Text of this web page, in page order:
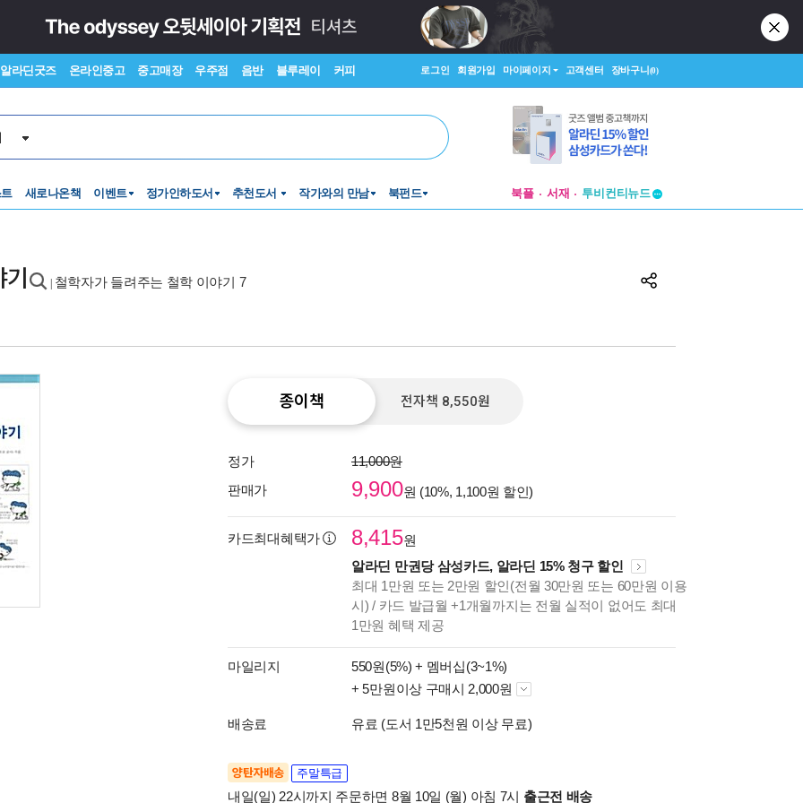
알라딘굿즈 온라인중고 중고매장 우주점 음반 블루레이 커피 로그인 회원가입 마이페이지 고객센터 장바구니(0)
새로나온책 이벤트 정가인하도서 추천도서 작가와의 만남 북펀드 북플 서재
투비컨티뉴드
창작플랫폼
철학자가 들려주는 철학 이야기 7
종이책 전자책 8,550원
정가
11,000원
판매가
9,900원 (10%, 1,100원 할인)
카드최대혜택가 8,415원
알라딘 만권당 삼성카드, 알라딘 15% 청구 할인
최대 1만원 또는 2만원 할인(전월 30만원 또는 60만원 이용
시) / 카드 발급월 +1개월까지는 전월 실적이 없어도 최대
1만원 혜택 제공
마일리지 550원(5%) + 멤버십(3~1%)
+ 5만원이상 구매시 2,000원
배송료 유료 (도서 1만5천원 이상 무료)
양탄자배송 주말특급
내일(일) 22시까지 주문하면 8월 10일 (월) 아침 7시 출근전 배송